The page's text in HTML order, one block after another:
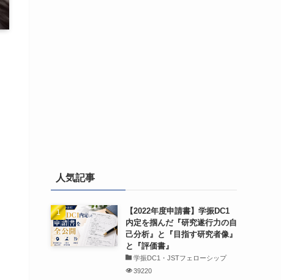
人気記事
【2022年度申請書】学振DC1
内定を掴んだ『研究遂行力の自
己分析』と『目指す研究者像』
と『評価書』
学振DC1・JSTフェローシップ
39220